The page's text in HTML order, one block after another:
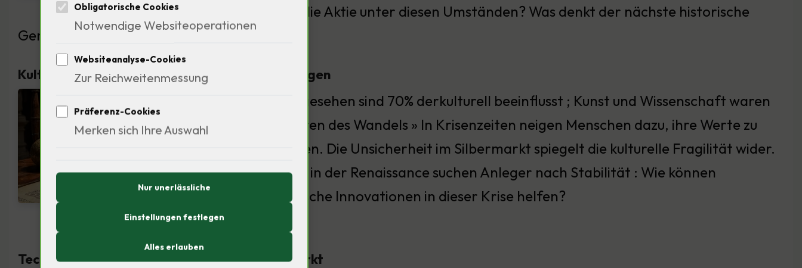
Einstieg in die Aktie unter diesen Umständen? Was denkt der nächste historische
Genie über die Situation?
Kulturelle Einflüsse auf Investitionsentscheidungen
Historisch gesehen sind 70% derkulturell beeinflusst ; Kunst und Wissenschaft waren
stets Motoren des Wandels » In Krisenzeiten neigen Menschen dazu, ihre Werte zu
hinterfragen. Die Unsicherheit im Silbermarkt spiegelt die kulturelle Fragilität wider.
Ähnlich wie in der Renaissance suchen Anleger nach Stabilität : Wie können
technologische Innovationen in dieser Krise helfen?
Technologische Perspektiven auf den Silbermarkt
Obligatorische Cookies
Notwendige Websiteoperationen
Websiteanalyse-Cookies
Zur Reichweitenmessung
Präferenz-Cookies
Merken sich Ihre Auswahl
Nur unerlässliche
Einstellungen festlegen
Alles erlauben